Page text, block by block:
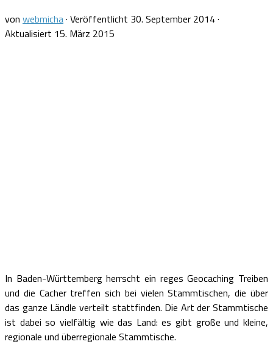
von webmicha· Veröffentlicht 30. September 2014·
Aktualisiert 15. März 2015
In Baden-Württemberg herrscht ein reges Geocaching Treiben
und die Cacher treffen sich bei vielen Stammtischen, die über
das ganze Ländle verteilt stattfinden. Die Art der Stammtische
ist dabei so vielfältig wie das Land: es gibt große und kleine,
regionale und überregionale Stammtische.